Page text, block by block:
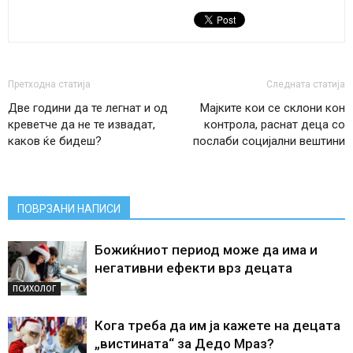
Претходна статија
Две години да те легнат и од
креветче да не те извадат,
каков ќе бидеш?
Следната статија
Мајките кои се склони кон
контрола, раснат деца со
послаби социјални вештини
ПОВРЗАНИ НАПИСИ
ПСИХОЛОГ
Божиќниот период може да има и
негативни ефекти врз децата
Кога треба да им ја кажете на децата
„вистината“ за Дедо Мраз?